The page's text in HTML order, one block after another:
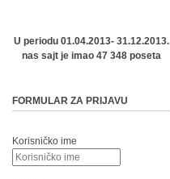
U periodu 01.04.2013- 31.12.2013.
nas sajt je imao 47 348 poseta
FORMULAR ZA PRIJAVU
Korisničko ime